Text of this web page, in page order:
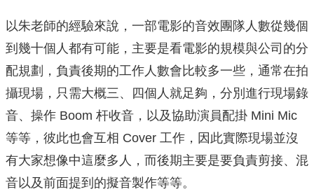
以朱老師的經驗來說，一部電影的音效團隊人數從幾個
到幾十個人都有可能，主要是看電影的規模與公司的分
配規劃，負責後期的工作人數會比較多一些，通常在拍
攝現場，只需大概三、四個人就足夠，分別進行現場錄
音、操作 Boom 杆收音，以及協助演員配掛 Mini Mic
等等，彼此也會互相 Cover 工作，因此實際現場並沒
有大家想像中這麼多人，而後期主要是要負責剪接、混
音以及前面提到的擬音製作等等。